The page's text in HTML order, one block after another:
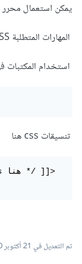
يمكن استعمال
المهارات المتطلبة XML , HTML , CSS
استخدام المكتبات
تنسيقات css هنا
<![CDATA[ /* ضع تنسيقات css هنا */ ]]>
تم التعديل في 21 أكتوبر 2020